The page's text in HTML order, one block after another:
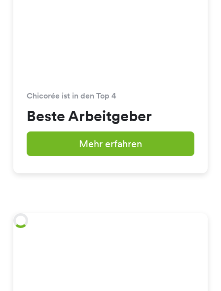
Chicorée ist in den Top 4
Beste Arbeitgeber
Mehr erfahren